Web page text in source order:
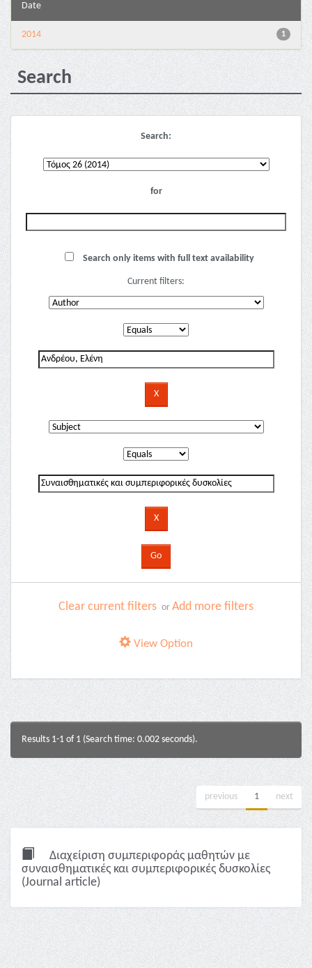
Date
1
2014
Search
Search:
for
Search only items with full text availability
Current filters:
Clear current filters or Add more filters
View Option
Results 1-1 of 1 (Search time: 0.002 seconds).
previous 1 next
Διαχείριση συμπεριφοράς μαθητών με
συναισθηματικές και συμπεριφορικές δυσκολίες
(Journal article)